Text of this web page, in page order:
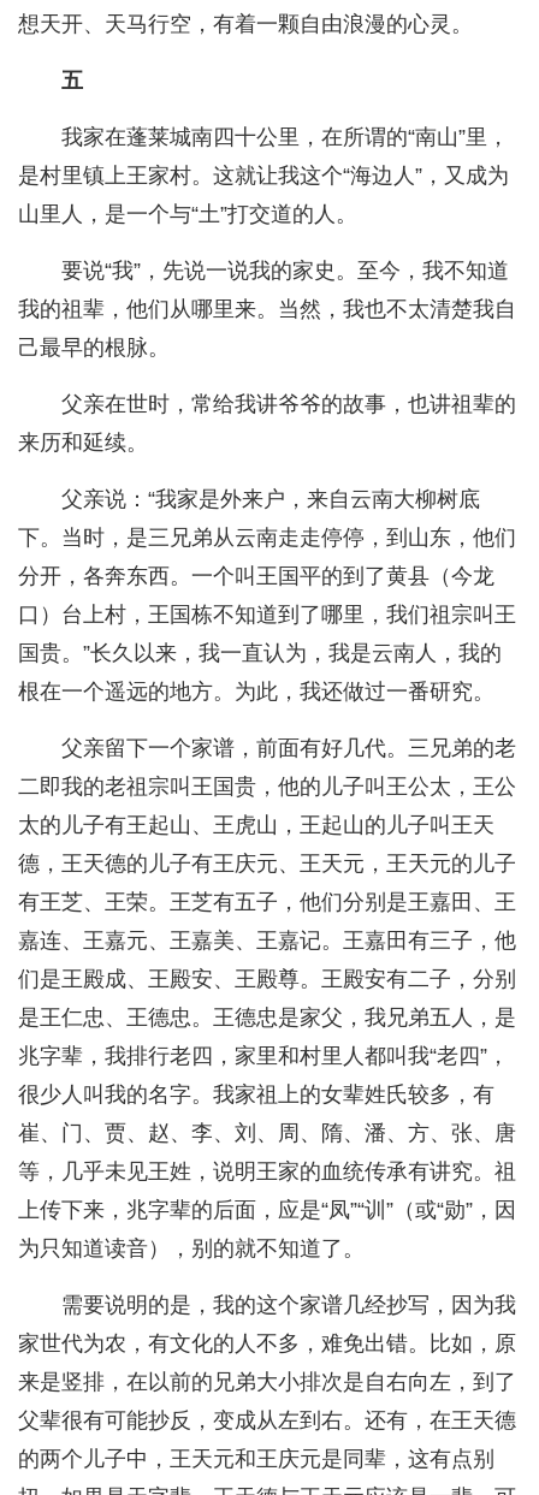
想天开、天马行空，有着一颗自由浪漫的心灵。
五
我家在蓬莱城南四十公里，在所谓的“南山”里，
是村里镇上王家村。这就让我这个“海边人”，又成为
山里人，是一个与“土”打交道的人。
要说“我”，先说一说我的家史。至今，我不知道
我的祖辈，他们从哪里来。当然，我也不太清楚我自
己最早的根脉。
父亲在世时，常给我讲爷爷的故事，也讲祖辈的
来历和延续。
父亲说：“我家是外来户，来自云南大柳树底
下。当时，是三兄弟从云南走走停停，到山东，他们
分开，各奔东西。一个叫王国平的到了黄县（今龙
口）台上村，王国栋不知道到了哪里，我们祖宗叫王
国贵。”长久以来，我一直认为，我是云南人，我的
根在一个遥远的地方。为此，我还做过一番研究。
父亲留下一个家谱，前面有好几代。三兄弟的老
二即我的老祖宗叫王国贵，他的儿子叫王公太，王公
太的儿子有王起山、王虎山，王起山的儿子叫王天
德，王天德的儿子有王庆元、王天元，王天元的儿子
有王芝、王荣。王芝有五子，他们分别是王嘉田、王
嘉连、王嘉元、王嘉美、王嘉记。王嘉田有三子，他
们是王殿成、王殿安、王殿尊。王殿安有二子，分别
是王仁忠、王德忠。王德忠是家父，我兄弟五人，是
兆字辈，我排行老四，家里和村里人都叫我“老四”，
很少人叫我的名字。我家祖上的女辈姓氏较多，有
崔、门、贾、赵、李、刘、周、隋、潘、方、张、唐
等，几乎未见王姓，说明王家的血统传承有讲究。祖
上传下来，兆字辈的后面，应是“凤”“训”（或“勋”，因
为只知道读音），别的就不知道了。
需要说明的是，我的这个家谱几经抄写，因为我
家世代为农，有文化的人不多，难免出错。比如，原
来是竖排，在以前的兄弟大小排次是自右向左，到了
父辈很有可能抄反，变成从左到右。还有，在王天德
的两个儿子中，王天元和王庆元是同辈，这有点别